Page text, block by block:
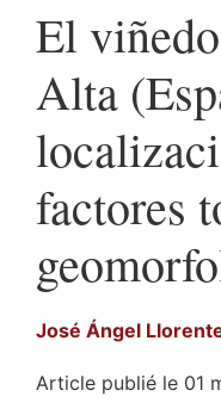
El
Alta
factores
José Ángel
Article publié le 01